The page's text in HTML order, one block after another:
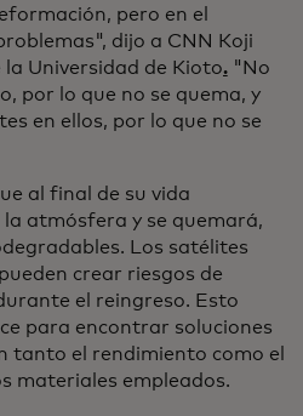
pero en el
dijo a CNN Koji
Universidad de Kioto."No
por lo que no se quema, y
en ellos, por lo que no se
al final de su vida
la atmósfera y se quemará,
Los satélites
crear riesgos de
el reingreso. Esto
para encontrar soluciones
tanto el rendimiento como el
materiales empleados.